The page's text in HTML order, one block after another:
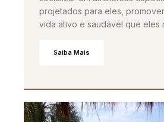
projetados para eles,
vida ativo e saudável que eles
Saiba Mais